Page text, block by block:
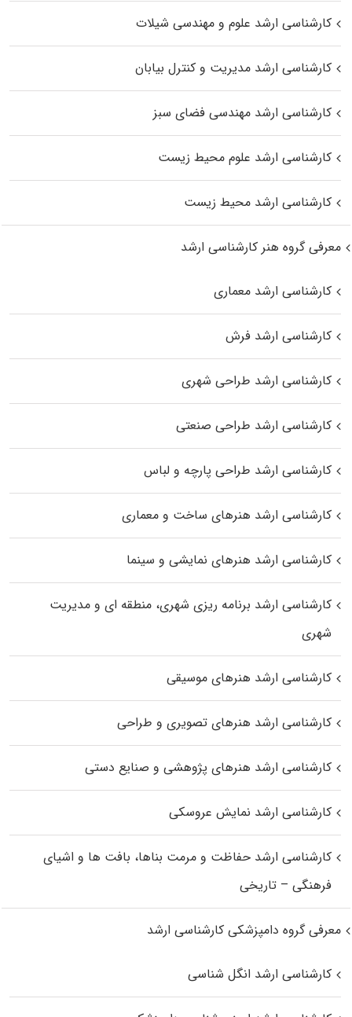
کارشناسی ارشد علوم و مهندسی شیلات
کارشناسی ارشد مدیریت و کنترل بیابان
کارشناسی ارشد مهندسی فضای سبز
کارشناسی ارشد علوم محیط‌ زیست
کارشناسی ارشد محیط زیست
معرفی گروه هنر کارشناسی ارشد
کارشناسی ارشد معماری
کارشناسی ارشد فرش
کارشناسی ارشد طراحی شهری
کارشناسی ارشد طراحی صنعتی
کارشناسی ارشد طراحی پارچه و لباس
کارشناسی ارشد هنرهای ساخت و معماری
کارشناسی ارشد هنرهای نمایشی و سینما
کارشناسی ارشد برنامه ریزی شهری، منطقه‌ ای و مدیریت
شهری
کارشناسی ارشد هنرهای موسیقی
کارشناسی ارشد هنرهای تصویری و طراحی
کارشناسی ارشد هنرهای پژوهشی و صنایع دستی
کارشناسی ارشد نمایش عروسکی
کارشناسی ارشد حفاظت و مرمت بناها، بافت‌ ها و اشیای
فرهنگی – تاریخی
معرفی گروه دامپزشکی کارشناسی ارشد
کارشناسی ارشد انگل شناسی